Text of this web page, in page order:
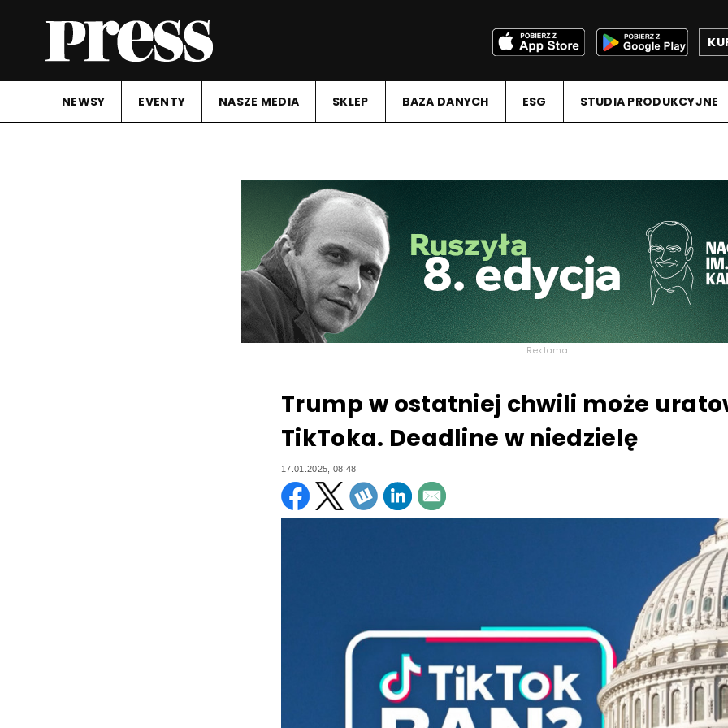
NEWSY EVENTY NASZE MEDIA SKLEP BAZA DANYCH ESG STUDIA PRODUKCYJNE
Reklama
Trump w ostatniej chwili może
TikToka. Deadline w niedzielę
17.01.2025, 08:48